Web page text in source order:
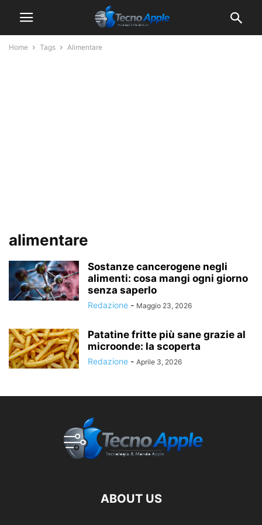
Home Tags Alimentare
alimentare
Sostanze cancerogene negli
alimenti: cosa mangi ogni giorno
senza saperlo
Redazione - Maggio 23, 2026
Patatine fritte più sane grazie al
microonde: la scoperta
Redazione - Aprile 3, 2026
ABOUT US